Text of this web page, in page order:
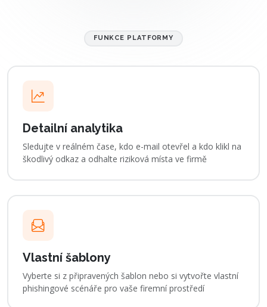
FUNKCE PLATFORMY
Detailní analytika
Sledujte v reálném čase, kdo e-mail otevřel a kdo klikl na
škodlivý odkaz a odhalte riziková místa ve firmě
Vlastní šablony
Vyberte si z připravených šablon nebo si vytvořte vlastní
phishingové scénáře pro vaše firemní prostředí